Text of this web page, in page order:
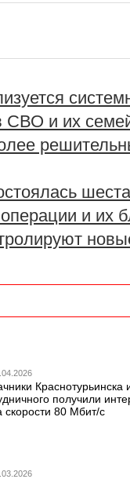
СВО и их
и их
Краснотурьинска
получили
скорости 80 Мбит/с